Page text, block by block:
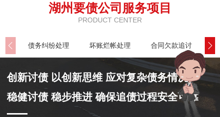
湖州要债公司服务项目
PRODUCT CENTER
债务纠纷处理 坏账烂帐处理 合同欠款追讨
创新讨债 以创新思维 应对复杂债务情况
稳健讨债 稳步推进 确保追债过程安全可靠